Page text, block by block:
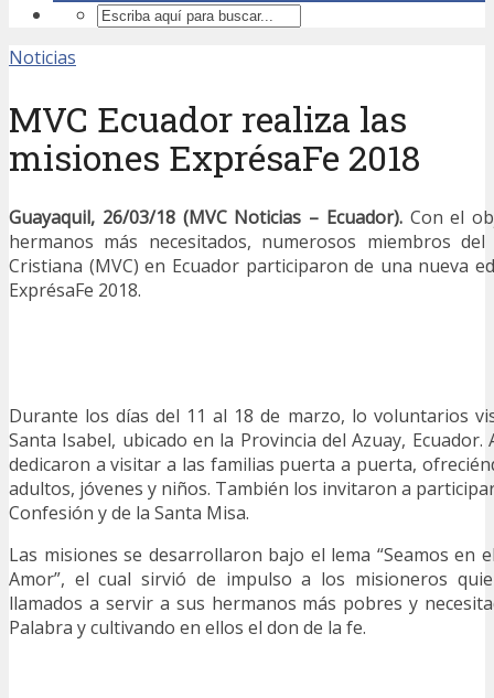
Noticias
MVC Ecuador realiza las
misiones ExprésaFe 2018
Guayaquil, 26/03/18 (MVC Noticias – Ecuador).Con el
hermanos más necesitados, numerosos miembros
Cristiana (MVC) en Ecuador participaron de una nueva
ExprésaFe 2018.
Durante los días del 11 al 18 de marzo, lo voluntarios
Santa Isabel, ubicado en la Provincia del Azuay,
dedicaron a visitar a las familias puerta a puerta,
adultos, jóvenes y niños. También los invitaron a
Confesión y de la Santa Misa.
Las misiones se desarrollaron bajo el lema “Seamos en
Amor”, el cual sirvió de impulso a los misioneros
llamados a servir a sus hermanos más pobres y
Palabra y cultivando en ellos el don de la fe.